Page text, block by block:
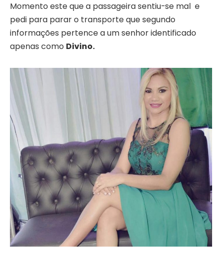
Momento este que a passageira sentiu-se mal e
pedi para parar o transporte que segundo
informações pertence a um senhor identificado
apenas como Divino.